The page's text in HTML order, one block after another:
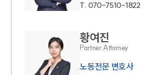
T. 070-7510-1822
황여진
Partner Attorney
노동전문 변호사